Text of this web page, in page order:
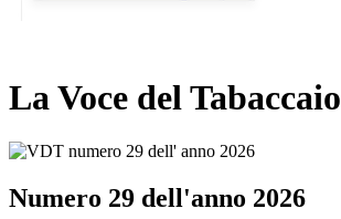
La Voce del Tabaccaio
Numero 29 dell'anno 2026